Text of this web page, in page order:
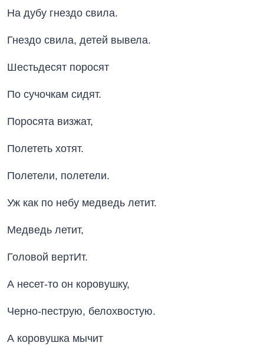
На дубу гнездо свила.
Гнездо свила, детей вывела.
Шестьдесят поросят
По сучочкам сидят.
Поросята визжат,
Полететь хотят.
Полетели, полетели.
Уж как по небу медведь летит.
Медведь летит,
Головой вертИт.
А несет-то он коровушку,
Черно-пеструю, белохвостую.
А коровушка мычит